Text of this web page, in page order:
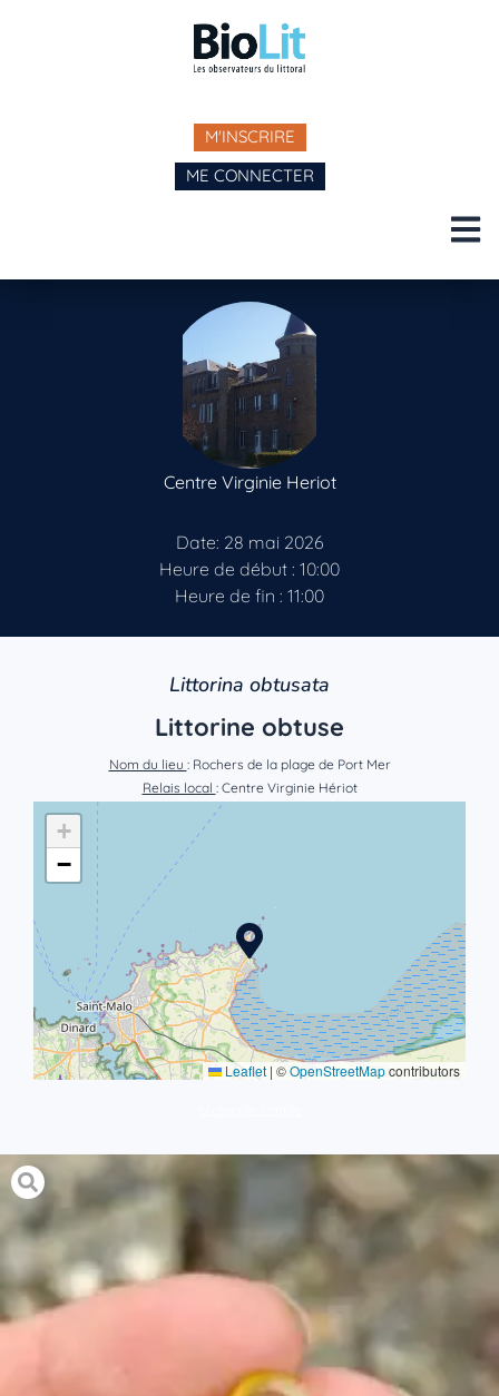
M'INSCRIRE
ME CONNECTER
Centre Virginie Heriot
Date: 28 mai 2026
Heure de début : 10:00
Heure de fin : 11:00
Littorina obtusata
Littorine obtuse
Nom du lieu : Rochers de la plage de Port Mer
Relais local : Centre Virginie Hériot
+
−
Leaflet | ©OpenStreetMapcontributors